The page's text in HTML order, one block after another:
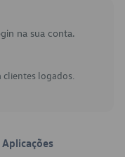
na sua conta.
clientes logados.
Aplicações